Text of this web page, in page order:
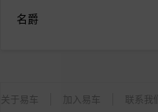
名爵
关于易车 加入易车 联系我们